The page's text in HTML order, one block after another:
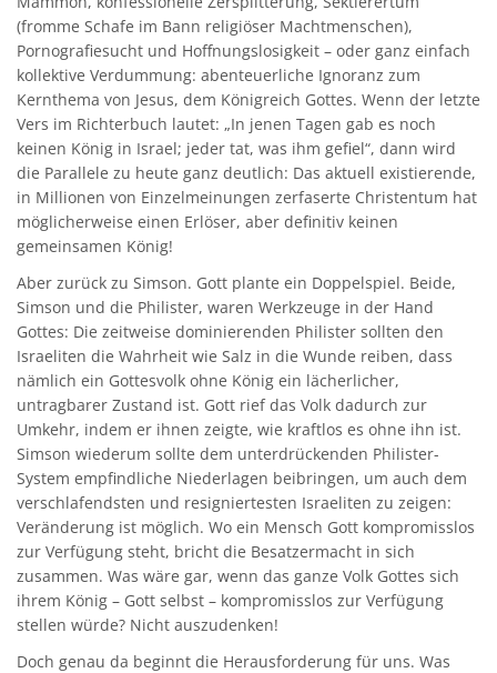
(fromme Schafe im Bann religiöser Machtmenschen),
Pornografiesucht und Hoffnungslosigkeit – oder ganz einfach
kollektive Verdummung: abenteuerliche Ignoranz zum
Kernthema von Jesus, dem Königreich Gottes. Wenn der letzte
Vers im Richterbuch lautet: „In jenen Tagen gab es noch
keinen König in Israel; jeder tat, was ihm gefiel“, dann wird
die Parallele zu heute ganz deutlich: Das aktuell existierende,
in Millionen von Einzelmeinungen zerfaserte Christentum hat
möglicherweise einen Erlöser, aber definitiv keinen
gemeinsamen König!
Aber zurück zu Simson. Gott plante ein Doppelspiel. Beide,
Simson und die Philister, waren Werkzeuge in der Hand
Gottes: Die zeitweise dominierenden Philister sollten den
Israeliten die Wahrheit wie Salz in die Wunde reiben, dass
nämlich ein Gottesvolk ohne König ein lächerlicher,
untragbarer Zustand ist. Gott rief das Volk dadurch zur
Umkehr, indem er ihnen zeigte, wie kraftlos es ohne ihn ist.
Simson wiederum sollte dem unterdrückenden Philister-
System empfindliche Niederlagen beibringen, um auch dem
verschlafendsten und resigniertesten Israeliten zu zeigen:
Veränderung ist möglich. Wo ein Mensch Gott kompromisslos
zur Verfügung steht, bricht die Besatzermacht in sich
zusammen. Was wäre gar, wenn das ganze Volk Gottes sich
ihrem König – Gott selbst – kompromisslos zur Verfügung
stellen würde? Nicht auszudenken!
Doch genau da beginnt die Herausforderung für uns. Was